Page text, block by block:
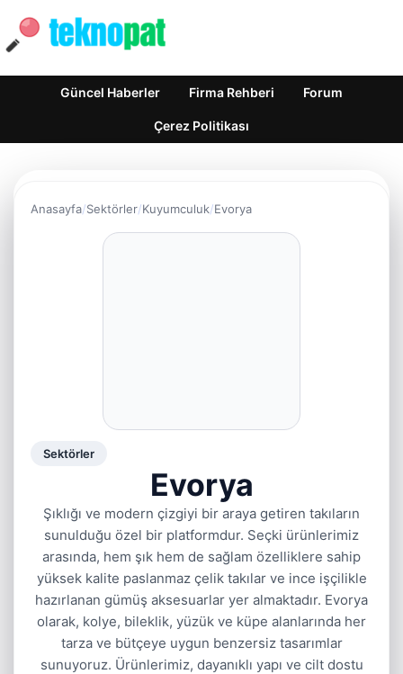
Güncel Haberler Firma Rehberi Forum
Çerez Politikası
Anasayfa Sektörler Kuyumculuk Evorya
Sektörler
Evorya
Şıklığı ve modern çizgiyi bir araya getiren takıların
sunulduğu özel bir platformdur. Seçki ürünlerimiz
arasında, hem şık hem de sağlam özelliklere sahip
yüksek kalite paslanmaz çelik takılar ve ince işçilikle
hazırlanan gümüş aksesuarlar yer almaktadır. Evorya
olarak, kolye, bileklik, yüzük ve küpe alanlarında her
tarza ve bütçeye uygun benzersiz tasarımlar
sunuyoruz. Ürünlerimiz, dayanıklı yapı ve cilt dostu